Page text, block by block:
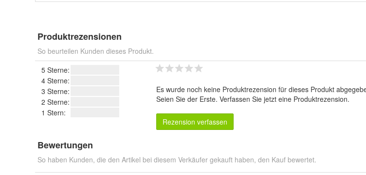
Produktrezensionen
So beurteilen Kunden dieses Produkt.
5 Sterne:
4 Sterne:
3 Sterne:
2 Sterne:
1 Stern:
Es wurde noch keine Produktrezension für dieses Produkt
Seien Sie der Erste. Verfassen Sie jetzt eine Produktrezension.
Rezension verfassen
Bewertungen
So haben Kunden, die den Artikel bei diesem Verkäufer gekauft haben, den Kauf bewertet.